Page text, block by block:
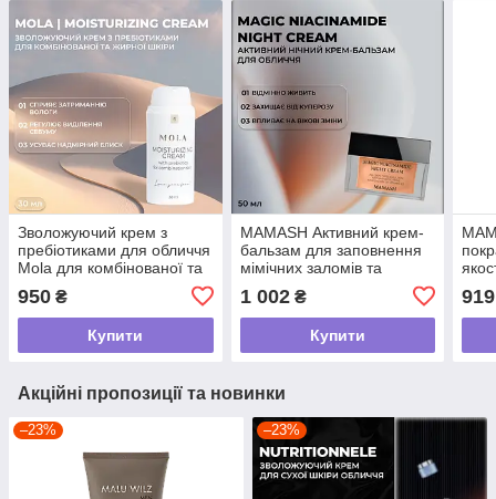
Зволожуючий крем з
пребіотиками для обличчя
Mola для комбінованої та
950 ₴
Купити
MAMASH Активний крем-
бальзам для заповнення
мімічних заломів та
обличчя з Пептидами ,50
мл
1 002₴
Купити
919
Акційні пропозиції та новинки
–23% –23%